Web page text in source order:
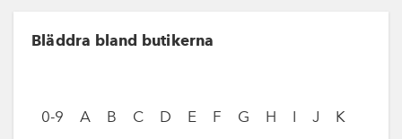
Bläddra bland butikerna
0-9 A B C D E F G H J K